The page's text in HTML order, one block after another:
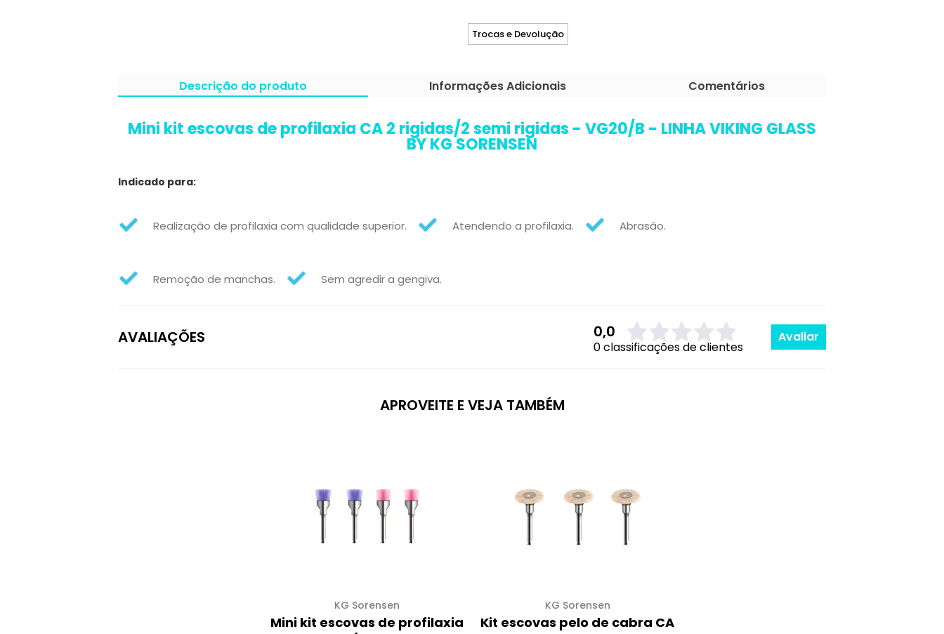
Trocas e Devolução
Descrição do produto Informações Adicionais Comentários
Mini kit escovas de profilaxia CA 2 rigidas/2 semi rigidas - VG20/B - LINHA VIKING GLASS
BY KG SORENSEN
Indicado para:
Realização de profilaxia com qualidade superior. Atendendo a profilaxia. Abrasão.
Remoção de manchas. Sem agredir a gengiva.
AVALIAÇÕES 0,0
0 classificações de clientes
Avaliar
APROVEITE E VEJA TAMBÉM
KG Sorensen
Mini kit escovas de profilaxia
KG Sorensen
Kit escovas pelo de cabra CA